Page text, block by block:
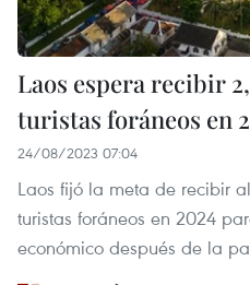
Laos espera recibir
turistas foráneos en
24/08/2023 07:04
Laos fijó la meta de recibir
turistas foráneos en 2024
económico después de la